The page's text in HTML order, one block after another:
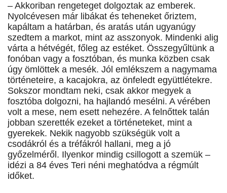
– Akkoriban rengeteget dolgoztak az emberek.
Nyolcévesen már libákat és teheneket őriztem,
kapáltam a határban, és aratás után ugyanúgy
szedtem a markot, mint az asszonyok. Mindenki alig
várta a hétvégét, főleg az estéket. Összegyűltünk a
fonóban vagy a fosztóban, és munka közben csak
úgy ömlöttek a mesék. Jól emlékszem a nagymama
történeteire, a kacajokra, az önfeledt együttlétekre.
Sokszor mondtam neki, csak akkor megyek a
fosztóba dolgozni, ha hajlandó mesélni. A vérében
volt a mese, nem esett nehezére. A felnőttek talán
jobban szerették ezeket a történeteket, mint a
gyerekek. Nekik nagyobb szükségük volt a
csodákról és a tréfákról hallani, meg a jó
győzelméről. Ilyenkor mindig csillogott a szemük –
idézi a 84 éves Teri néni meghatódva a régmúlt
időket.